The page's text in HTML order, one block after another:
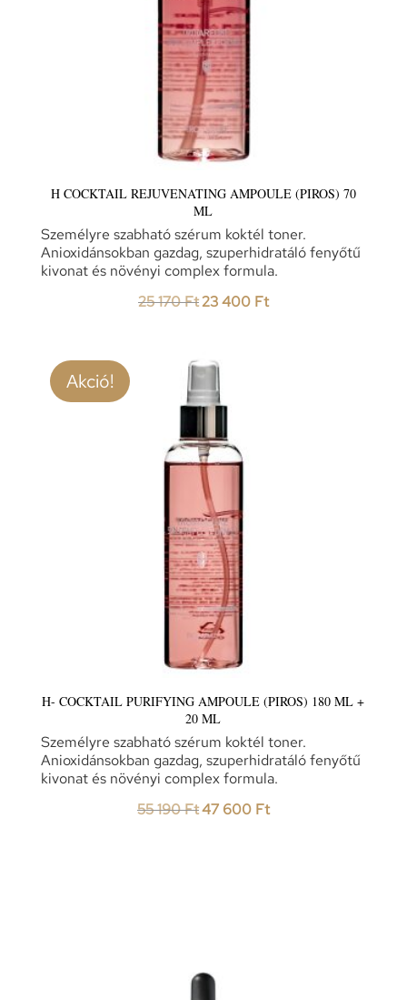
H COCKTAIL REJUVENATING AMPOULE (PIROS) 70
ML
Személyre szabható szérum koktél toner.
Anioxidánsokban gazdag, szuperhidratáló fenyőtű
kivonat és növényi complex formula.
25 170FtOriginal
25
170 Ft.
23 400 FtCurrent
Akció!
H- COCKTAIL PURIFYING AMPOULE (PIROS) 180 ML +
20 ML
Személyre szabható szérum koktél toner.
Anioxidánsokban gazdag, szuperhidratáló fenyőtű
kivonat és növényi complex formula.
55 190FtOriginal
47 600 FtCurrent